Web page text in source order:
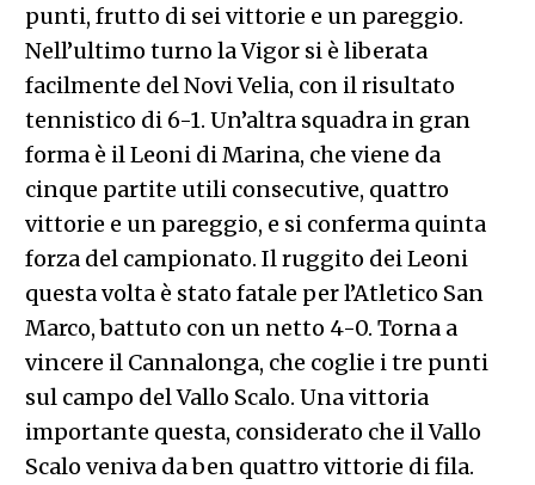
punti, frutto di sei vittorie e un pareggio.
Nell’ultimo turno la Vigor si è liberata
facilmente del Novi Velia, con il risultato
tennistico di 6-1. Un’altra squadra in gran
forma è il Leoni di Marina, che viene da
cinque partite utili consecutive, quattro
vittorie e un pareggio, e si conferma quinta
forza del campionato. Il ruggito dei Leoni
questa volta è stato fatale per l’Atletico San
Marco, battuto con un netto 4-0. Torna a
vincere il Cannalonga, che coglie i tre punti
sul campo del Vallo Scalo. Una vittoria
importante questa, considerato che il Vallo
Scalo veniva da ben quattro vittorie di fila.